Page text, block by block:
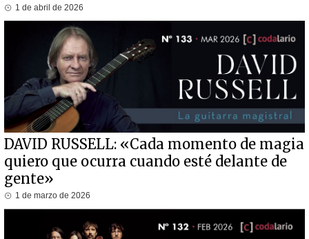
1 de abril de 2026
DAVID RUSSELL: «Cada momento de magia
quiero que ocurra cuando esté delante de
gente»
1 de marzo de 2026